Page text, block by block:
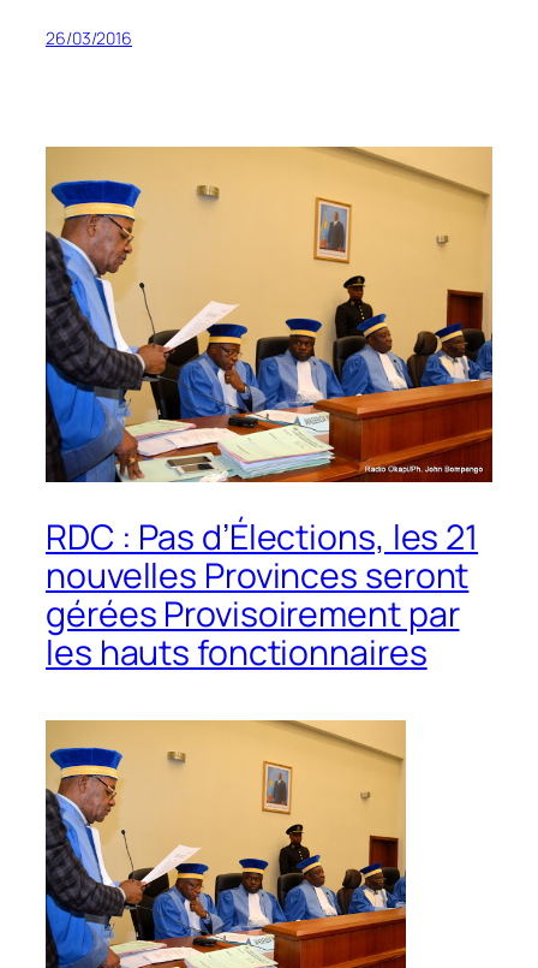
26/03/2016
RDC : Pas d’Élections, les 21
nouvelles Provinces seront
gérées Provisoirement par
les hauts fonctionnaires